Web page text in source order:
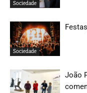
Sociedade
Sociedade
João